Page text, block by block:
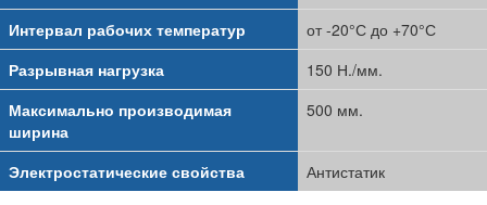
Интервал рабочих температур
от -20°С до +70°С
Разрывная нагрузка
150 Н./мм.
Максимально производимая
ширина
500 мм.
Электростатические свойства Антистатик